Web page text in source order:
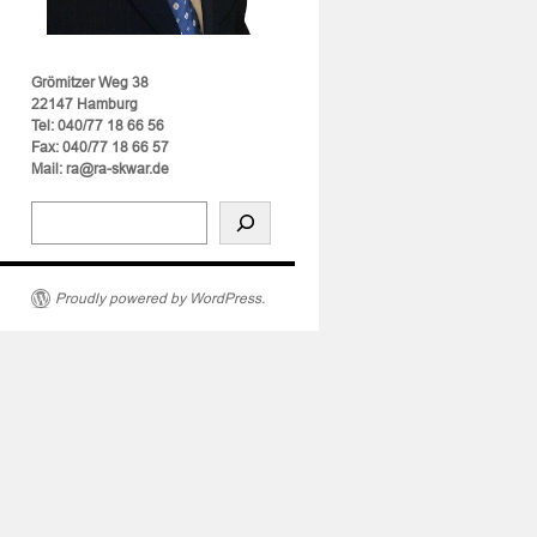
Grömitzer Weg 38
22147 Hamburg
Tel: 040/77 18 66 56
Fax: 040/77 18 66 57
Mail: ra@ra-skwar.de
Proudly powered by WordPress.